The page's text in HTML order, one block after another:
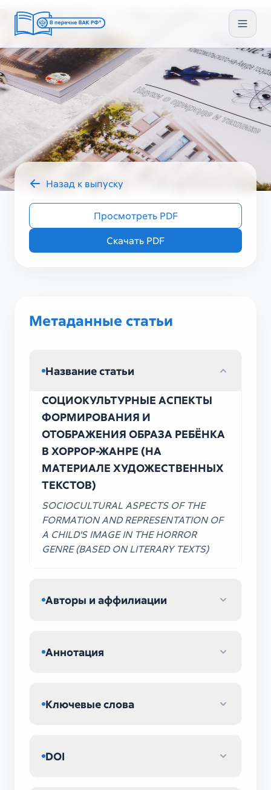
УЗ ГУМ IV (84)
Назад к выпуску
Просмотреть PDF
Скачать PDF
Метаданные статьи
Название статьи
СОЦИОКУЛЬТУРНЫЕ АСПЕКТЫ
ФОРМИРОВАНИЯ И
ОТОБРАЖЕНИЯ ОБРАЗА РЕБЁНКА
В ХОРРОР-ЖАНРЕ (НА
МАТЕРИАЛЕ ХУДОЖЕСТВЕННЫХ
ТЕКСТОВ)
SOCIOCULTURAL ASPECTS OF THE
FORMATION AND REPRESENTATION OF
A CHILD'S IMAGE IN THE HORROR
GENRE (BASED ON LITERARY TEXTS)
Авторы и аффилиации
Аннотация
Ключевые слова
DOI